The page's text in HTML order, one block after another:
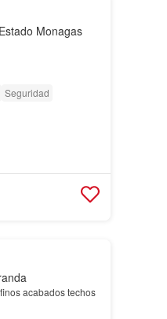
Monagas
Seguridad
acabados techos